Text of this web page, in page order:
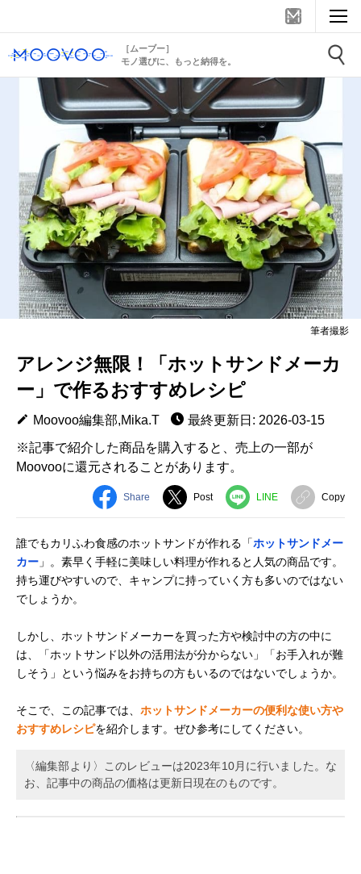
［ムーブー］
モノ選びに、もっと納得を。
筆者撮影
アレンジ無限！「ホットサンドメーカ
ー」で作るおすすめレシピ
Moovoo編集部,Mika.T
最終更新日: 2026-03-15
※記事で紹介した商品を購入すると、売上の一部が
Moovooに還元されることがあります。
Share Post LINE Copy
誰でもカリふわ食感のホットサンドが作れる「ホットサンドメー
カー 」。素早く手軽に美味しい料理が作れると人気の商品です。
持ち運びやすいので、キャンプに持っていく方も多いのではない
でしょうか。
しかし、ホットサンドメーカーを買った方や検討中の方の中に
は、「ホットサンド以外の活用法が分からない」「お手入れが難
しそう」という悩みをお持ちの方もいるのではないでしょうか。
そこで、この記事では、 ホットサンドメーカーの便利な使い方や
おすすめレシピを紹介します。ぜひ参考にしてください。
〈編集部より〉このレビューは2023年10月に行いました。な
お、記事中の商品の価格は更新日現在のものです。